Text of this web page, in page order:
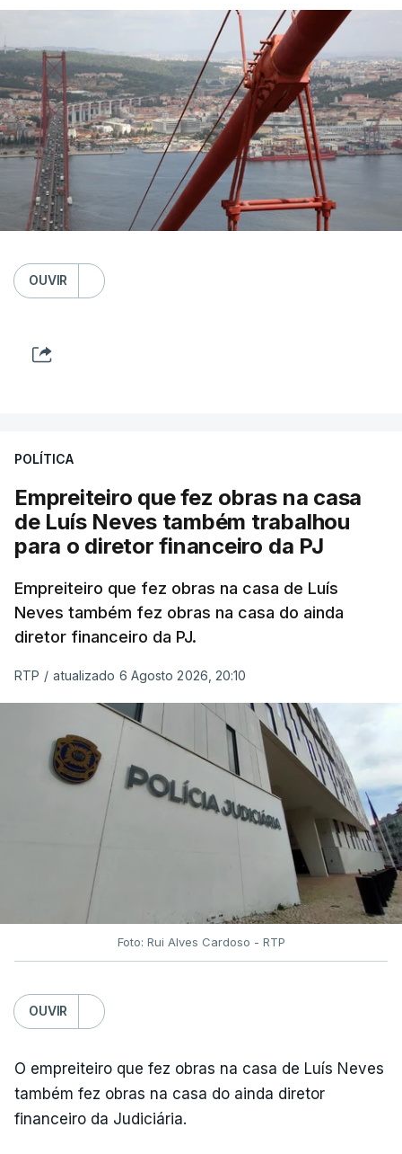
OUVIR
POLÍTICA
Empreiteiro que fez obras na casa
de Luís Neves também trabalhou
para o diretor financeiro da PJ
Empreiteiro que fez obras na casa de Luís
Neves também fez obras na casa do ainda
diretor financeiro da PJ.
RTP / atualizado 6 Agosto 2026, 20:10
Foto: Rui Alves Cardoso - RTP
OUVIR
O empreiteiro que fez obras na casa de Luís Neves
também fez obras na casa do ainda diretor
financeiro da Judiciária.